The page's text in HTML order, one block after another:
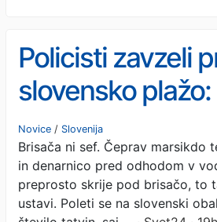
Policisti zavzeli
slovensko
za vse kopalce
Novice / Slovenija
Brisača ni sef. Čeprav marsikdo
in denarnico pred odhodom v
preprosto skrije pod brisačo, to
ustavi. Poleti se na slovenski